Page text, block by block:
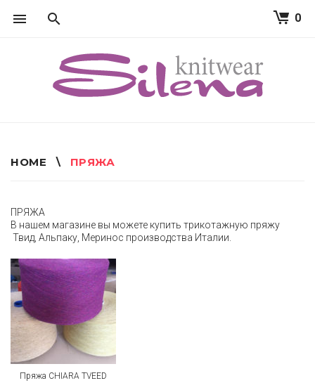
0
HOME \ ПРЯЖА
Р
Я
Ж
А
ПРЯЖА
В нашем магазине вы можете купить трикотажную пряжу
Твид, Альпаку, Меринос производства Италии.
Пряжа CHIARA TVEED